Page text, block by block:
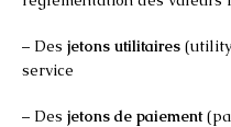
– Des jetons utilitaires
service
– Des jetons de paiement